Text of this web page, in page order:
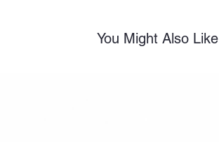
You Might Also Like